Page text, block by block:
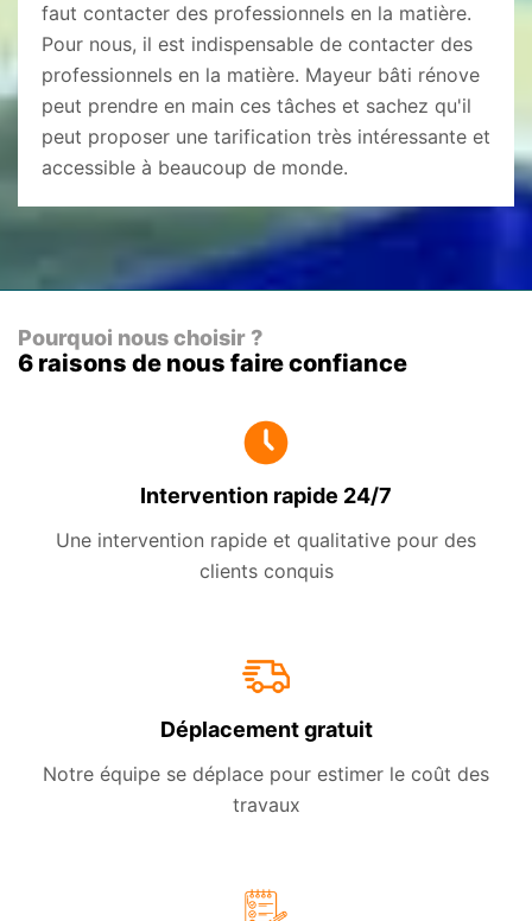
faut contacter des professionnels en la matière.
Pour nous, il est indispensable de contacter des
professionnels en la matière. Mayeur bâti rénove
peut prendre en main ces tâches et sachez qu'il
peut proposer une tarification très intéressante et
accessible à beaucoup de monde.
Pourquoi nous choisir ?
6 raisons de nous faire confiance
Intervention rapide 24/7
Une intervention rapide et qualitative pour des
clients conquis
Déplacement gratuit
Notre équipe se déplace pour estimer le coût des
travaux